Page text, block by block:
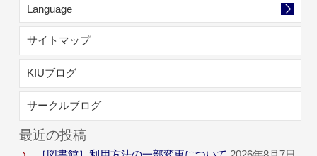
Language
サイトマップ
KIUブログ
サークルブログ
最近の投稿